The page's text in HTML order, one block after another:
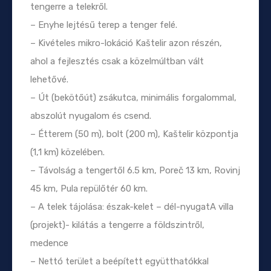
tengerre a telekről.
– Enyhe lejtésű terep a tenger felé.
– Kivételes mikro-lokáció Kaštelir azon részén,
ahol a fejlesztés csak a közelmúltban vált
lehetővé.
– Út (bekötőút) zsákutca, minimális forgalommal,
abszolút nyugalom és csend.
– Étterem (50 m), bolt (200 m), Kaštelir központja
(1,1 km) közelében.
– Távolság a tengertől 6.5 km, Poreč 13 km, Rovinj
45 km, Pula repülőtér 60 km.
– A telek tájolása: észak-kelet – dél-nyugatA villa
(projekt)- kilátás a tengerre a földszintről,
medence
– Nettó terület a beépített együtthatókkal